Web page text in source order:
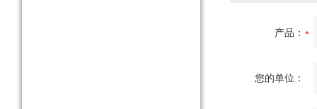
产品：
您的单位：